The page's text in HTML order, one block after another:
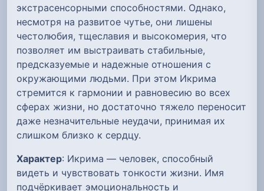
экстрасенсорными способностями. Однако,
несмотря на развитое чутье, они лишены
честолюбия, тщеславия и высокомерия, что
позволяет им выстраивать стабильные,
предсказуемые и надежные отношения с
окружающими людьми. При этом Икрима
стремится к гармонии и равновесию во всех
сферах жизни, но достаточно тяжело переносит
даже незначительные неудачи, принимая их
слишком близко к сердцу.
Характер: Икрима — человек, способный
видеть и чувствовать тонкости жизни. Имя
подчёркивает эмоциональность и